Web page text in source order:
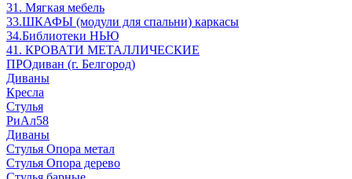
31. Мягкая мебель
33.ШКАФЫ (модули для спальни) каркасы
34.Библиотеки НЬЮ
41. КРОВАТИ МЕТАЛЛИЧЕСКИЕ
ПРОдиван (г. Белгород)
Диваны
Кресла
Стулья
РиАл58
Диваны
Стулья Опора метал
Стулья Опора дерево